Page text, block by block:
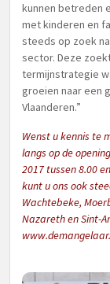
kunnen betreden
met kinderen en
steeds op zoek
sector. Deze
termijnstrategie
groeien naar een
Vlaanderen.”
Wenst u kennis te
langs op de
2017 tussen 8.00
kunt u ons ook
Wachtebeke,
Nazareth en Sint-